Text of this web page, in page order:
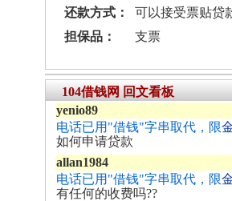
还款方式：
可以接受票贴贷
担保品：
支票
104借钱网 回文看板
yenio89
电话已用"借钱"字串取代，限
如何申请贷款
allan1984
电话已用"借钱"字串取代，限
有任何的收费吗??